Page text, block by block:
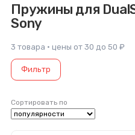
Пружины для
Sony
3 товара · цены от 30 до 50 ₽
Фильтр
Сортировать по